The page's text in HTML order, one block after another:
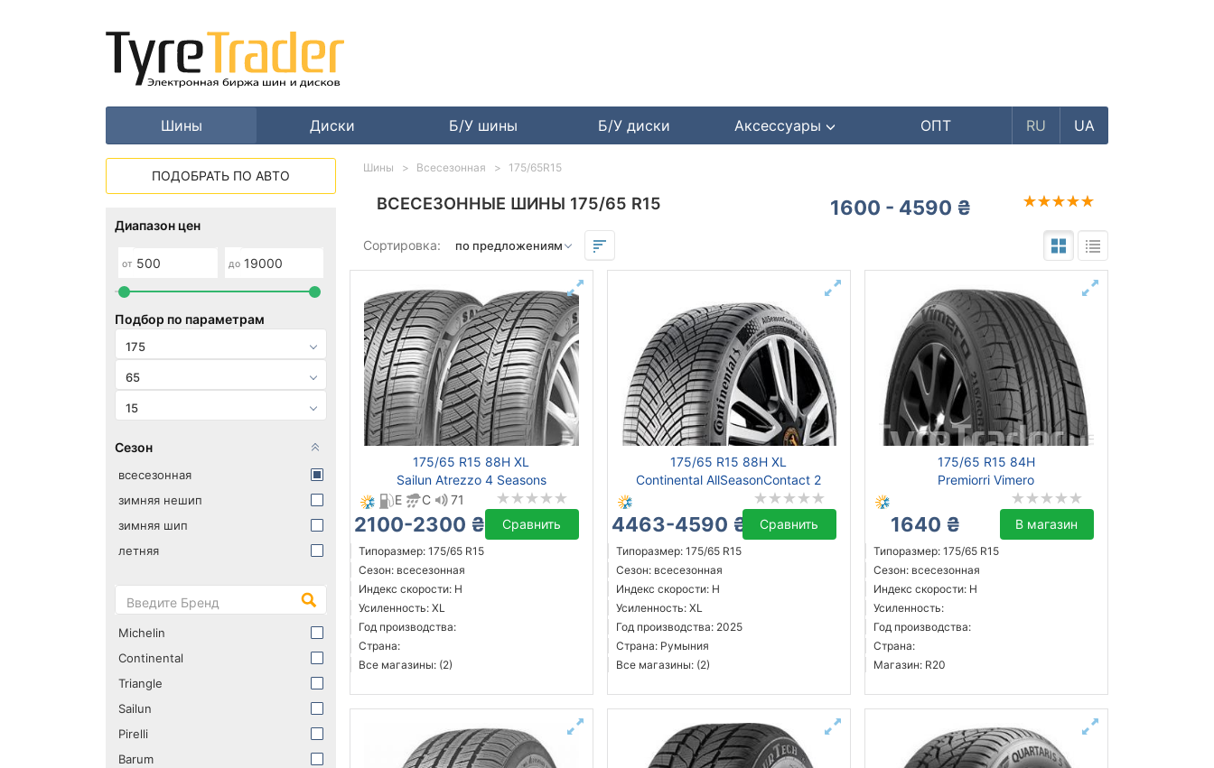
Шины Диски Б/У шины Б/У диски Аксессуары ОПТ RU UA
ВСЕСЕЗОННЫЕ ШИНЫ 175/65 R15 1600 - 4590 ₴
Сортировка:
175/65 R15 88H XL
Sailun Atrezzo 4 Seasons
E
C 71
2100-2300 ₴ Сравнить
Типоразмер: 175/65 R15
Сезон: всесезонная
Индекс скорости: H
Усиленность: XL
Год производства:
Страна:
Все магазины: (2)
175/65 R15 88H XL
Continental AllSeasonContact 2
4463-4590 ₴ Сравнить
Типоразмер: 175/65 R15
Сезон: всесезонная
Индекс скорости: H
Усиленность: XL
Год производства: 2025
Страна: Румыния
Все магазины: (2)
175/65 R15 84H
Premiorri Vimero
1640 ₴ В магазин
Типоразмер: 175/65 R15
Сезон: всесезонная
Индекс скорости: H
Усиленность:
Год производства:
Страна:
Магазин: R20
Шины Всесезонная 175/65R15
ПОДОБРАТЬ ПО АВТО
Диапазон цен
от до
Подбор по параметрам
175
65
15
Сезон
всесезонная
зимняя нешип
зимняя шип
летняя
Michelin
Continental
Triangle
Sailun
Pirelli
Barum